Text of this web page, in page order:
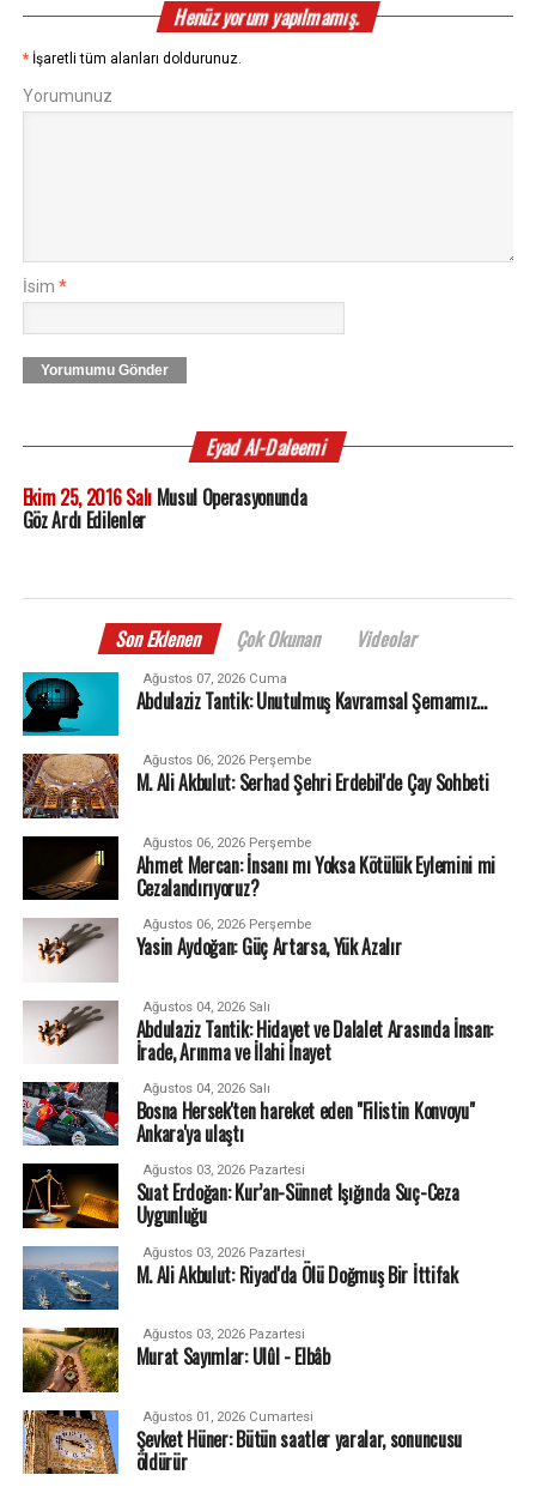
Henüz yorum yapılmamış.
* İşaretli tüm alanları doldurunuz.
Yorumunuz
İsim *
Yorumumu Gönder
Eyad Al-Daleemi
Ekim 25, 2016 SalıMusul Operasyonunda
Göz Ardı Edilenler
Son Eklenen Çok Okunan Videolar
Ağustos 07, 2026 Cuma
Abdulaziz Tantik: Unutulmuş Kavramsal Şemamız…
Ağustos 06, 2026 Perşembe
M. Ali Akbulut: Serhad Şehri Erdebil'de Çay Sohbeti
Ağustos 06, 2026 Perşembe
Ahmet Mercan: İnsanı mı Yoksa Kötülük Eylemini mi
Cezalandırıyoruz?
Ağustos 06, 2026 Perşembe
Yasin Aydoğan: Güç Artarsa, Yük Azalır
Ağustos 04, 2026 Salı
Abdulaziz Tantik: Hidayet ve Dalalet Arasında İnsan:
İrade, Arınma ve İlahi İnayet
Ağustos 04, 2026 Salı
Bosna Hersek'ten hareket eden "Filistin Konvoyu"
Ankara'ya ulaştı
Ağustos 03, 2026 Pazartesi
Suat Erdoğan: Kur’an-Sünnet Işığında Suç-Ceza
Uygunluğu
Ağustos 03, 2026 Pazartesi
M. Ali Akbulut: Riyad'da Ölü Doğmuş Bir İttifak
Ağustos 03, 2026 Pazartesi
Murat Sayımlar: Ulûl - Elbâb
Ağustos 01, 2026 Cumartesi
Şevket Hüner: Bütün saatler yaralar, sonuncusu
öldürür